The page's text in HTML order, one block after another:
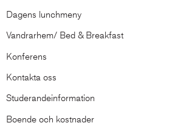
Dagens lunchmeny
Vandrarhem/ Bed & Breakfast
Konferens
Kontakta oss
Studerandeinformation
Boende och kostnader